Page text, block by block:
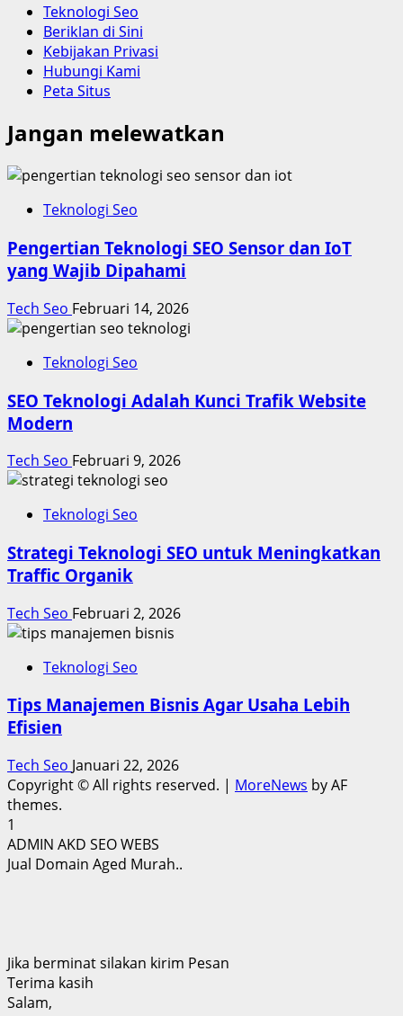
Teknologi Seo
Beriklan di Sini
Kebijakan Privasi
Hubungi Kami
Peta Situs
Jangan melewatkan
Teknologi Seo
Pengertian Teknologi SEO Sensor dan IoT
yang Wajib Dipahami
Tech Seo Februari 14, 2026
Teknologi Seo
SEO Teknologi Adalah Kunci Trafik Website
Modern
Tech Seo Februari 9, 2026
Teknologi Seo
Strategi Teknologi SEO untuk Meningkatkan
Traffic Organik
Tech Seo Februari 2, 2026
Teknologi Seo
Tips Manajemen Bisnis Agar Usaha Lebih
Efisien
Tech Seo Januari 22, 2026
Copyright © All rights reserved. | MoreNews by AF
themes.
1
ADMIN AKD SEO WEBS
Jual Domain Aged Murah..
Jika berminat silakan kirim Pesan
Terima kasih
Salam,